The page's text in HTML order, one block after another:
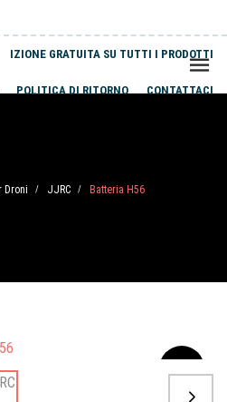
GRATUITA SU TUTTI I PRODOTTI
POLITICA DI RITORNO CONTATTACI
Droni / JJRC / Batteria H56